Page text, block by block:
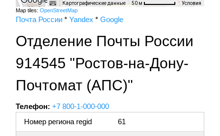
Картографические данные 50 м Условия
Map tiles: OpenStreetMap
Почта России * Yandex * Google
Отделение Почты России
914545 "Ростов-на-Дону-
Почтомат (АПС)"
Телефон: +7 800-1-000-000
Номер региона regid
61